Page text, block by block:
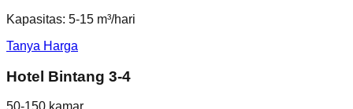
Kapasitas: 5-15 m³/hari
Tanya Harga
Hotel Bintang 3-4